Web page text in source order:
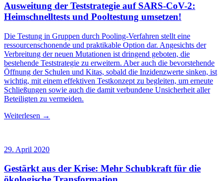
Ausweitung der Teststrategie auf SARS-CoV-2:
Heimschnelltests und Pooltestung umsetzen!
Die Testung in Gruppen durch Pooling-Verfahren stellt eine
ressourcenschonende und praktikable Option dar. Angesichts der
Verbreitung der neuen Mutationen ist dringend geboten, die
bestehende Teststrategie zu erweitern. Aber auch die bevorstehende
Öffnung der Schulen und Kitas, sobald die Inzidenzwerte sinken, ist
wichtig, mit einem effektiven Testkonzept zu begleiten, um erneute
Schließungen sowie auch die damit verbundene Unsicherheit aller
Beteiligten zu vermeiden.
Weiterlesen →
29. April 2020
Gestärkt aus der Krise: Mehr Schubkraft für die